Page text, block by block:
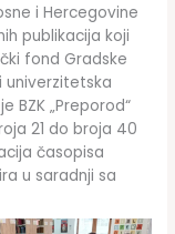
i Hercegovine
publikacija koji
fond Gradske
univerzitetska
BZK „Preporod“
21 do broja 40
časopisa
u saradnji sa